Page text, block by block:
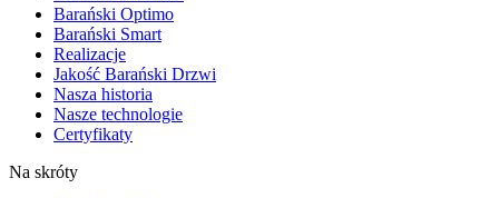
Barański Optimo
Barański Smart
Realizacje
Jakość Barański Drzwi
Nasza historia
Nasze technologie
Certyfikaty
Na skróty